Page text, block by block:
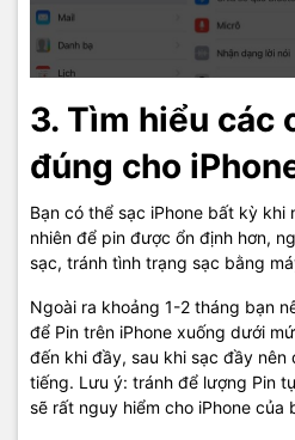
3. Tìm hiểu các
đúng cho
Bạn có thể sạc iPhone bất kỳ khi
nhiên để pin được ổn định hơn,
sạc, tránh tình trạng sạc bằng
Ngoài ra khoảng 1-2 tháng bạn
để Pin trên iPhone xuống dưới
đến khi đầy, sau khi sạc đầy nên
tiếng. Lưu ý: tránh để lượng Pin
sẽ rất nguy hiểm cho iPhone của